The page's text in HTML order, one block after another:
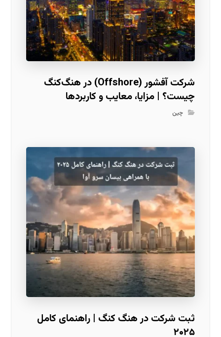
شرکت آفشور (Offshore) در هنگ‌کنگ
چیست؟ | مزایا، معایب و کاربردها
چین
ثبت شرکت در هنگ کنگ | راهنمای کامل
۲۰۲۵